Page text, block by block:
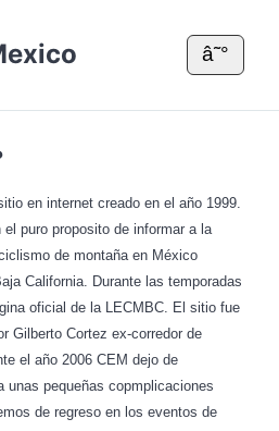
â˜°
en internet creado en el año 1999.
puro proposito de informar a la
de montaña en México
California. Durante las temporadas
oficial de la LECMBC. El sitio fue
Gilberto Cortez ex-corredor de
el año 2006 CEM dejo de
unas pequeñas copmplicaciones
de regreso en los eventos de